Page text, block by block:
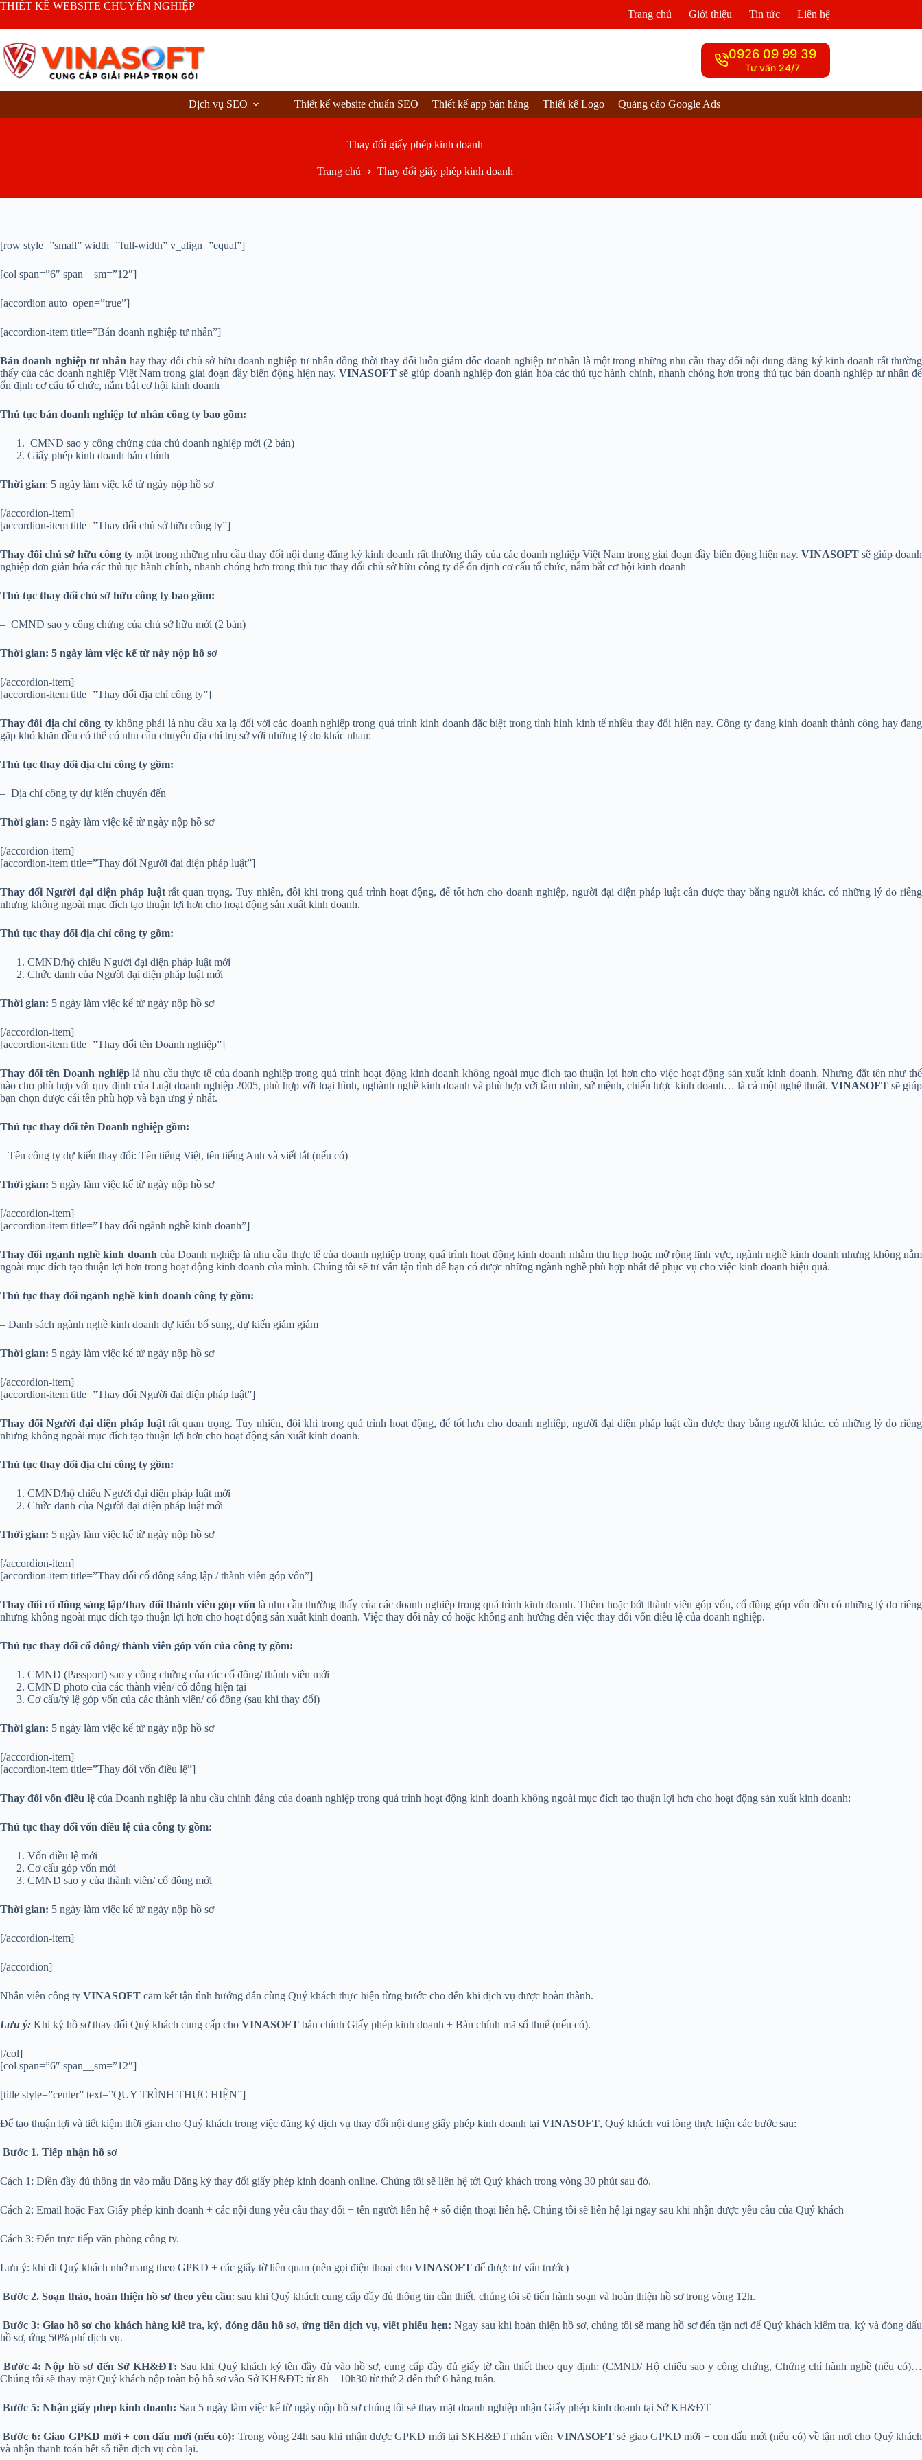
Chuyển
phần
nội
dung
THIẾT KẾ WEBSITE CHUYÊN NGHIỆP
Trang chủ Giới thiệu Tin tức Liên hệ
0926 09 99 39
Tư vấn 24/7
Dịch vụ SEO Thiết kế website chuẩn SEO Thiết kế app bán hàng Thiết kế Logo Quảng cáo Google Ads
Thay đổi giấy phép kinh doanh
Trang chủ Thay đổi giấy phép kinh doanh
[row style=”small” width=”full-width” v_align=”equal”]
[col span=”6″ span__sm=”12″]
[accordion auto_open=”true”]
[accordion-item title=”Bán doanh nghiệp tư nhân”]
Bán doanh nghiệp tư nhân hay thay đổi chủ sở hữu doanh nghiệp tư nhân đồng thời thay đổi luôn giám đốc doanh nghiệp tư nhân là một trong những nhu cầu thay đổi nội dung đăng ký kinh doanh rất thường
thấy của các doanh nghiệp Việt Nam trong giai đoạn đầy biến động hiện nay.VINASOFT sẽ giúp doanh nghiệp đơn giản hóa các thủ tục hành chính, nhanh chóng hơn trong thủ tục bán doanh nghiệp tư nhân để
ổn định cơ cấu tổ chức, nắm bắt cơ hội kinh doanh
Thủ tục bán doanh nghiệp tư nhân công ty bao gồm:
CMND sao y công chứng của chủ doanh nghiệp mới (2 bản)
Giấy phép kinh doanh bản chính
Thời gian: 5 ngày làm việc kể từ ngày nộp hồ sơ
[/accordion-item]
[accordion-item title=”Thay đổi chủ sở hữu công ty”]
Thay đổi chủ sở hữu công ty một trong những nhu cầu thay đổi nội dung đăng ký kinh doanh rất thường thấy của các doanh nghiệp Việt Nam trong giai đoạn đầy biến động hiện nay. VINASOFTsẽ giúp doanh
nghiệp đơn giản hóa các thủ tục hành chính, nhanh chóng hơn trong thủ tục thay đổi chủ sở hữu công ty để ổn định cơ cấu tổ chức, nắm bắt cơ hội kinh doanh
Thủ tục thay đổi chủ sở hữu công ty bao gồm:
– CMND sao y công chứng của chủ sở hữu mới (2 bản)
Thời gian: 5 ngày làm việc kể từ này nộp hồ sơ
[/accordion-item]
[accordion-item title=”Thay đổi địa chỉ công ty”]
Thay đổi địa chỉ công tykhông phải là nhu cầu xa lạ đối với các doanh nghiệp trong quá trình kinh doanh đặc biệt trong tình hình kinh tế nhiều thay đổi hiện nay. Công ty đang kinh doanh thành công hay đang
gặp khó khăn đều có thể có nhu cầu chuyển địa chỉ trụ sở với những lý do khác nhau:
Thủ tục thay đổi địa chỉ công ty gồm:
– Địa chỉ công ty dự kiến chuyển đến
Thời gian: 5 ngày làm việc kể từ ngày nộp hồ sơ
[/accordion-item]
[accordion-item title=”Thay đổi Người đại diện pháp luật”]
Thay đổi Người đại diện pháp luậtrất quan trọng. Tuy nhiên, đôi khi trong quá trình hoạt động, để tốt hơn cho doanh nghiệp, người đại diện pháp luật cần được thay bằng người khác. có những lý do riêng
nhưng không ngoài mục đích tạo thuận lợi hơn cho hoạt động sản xuất kinh doanh.
Thủ tục thay đổi địa chỉ công ty gồm:
CMND/hộ chiếu Người đại diện pháp luật mới
Chức danh của Người đại diện pháp luật mới
Thời gian: 5 ngày làm việc kể từ ngày nộp hồ sơ
[/accordion-item]
[accordion-item title=”Thay đổi tên Doanh nghiệp”]
Thay đổi tên Doanh nghiệplà nhu cầu thực tế của doanh nghiệp trong quá trình hoạt động kinh doanh không ngoài mục đích tạo thuận lợi hơn cho việc hoạt động sản xuất kinh doanh. Nhưng đặt tên như thế
nào cho phù hợp với quy định của Luật doanh nghiệp 2005, phù hợp với loại hình, nghành nghề kinh doanh và phù hợp với tầm nhìn, sứ mệnh, chiến lược kinh doanh… là cả một nghệ thuật. VINASOFT sẽ giúp
bạn chọn được cái tên phù hợp và bạn ưng ý nhất.
Thủ tục thay đổi tên Doanh nghiệp gồm:
– Tên công ty dự kiến thay đổi: Tên tiếng Việt, tên tiếng Anh và viết tắt (nếu có)
Thời gian: 5 ngày làm việc kể từ ngày nộp hồ sơ
[/accordion-item]
[accordion-item title=”Thay đổi ngành nghề kinh doanh”]
Thay đổi ngành nghề kinh doanh của Doanh nghiệp là nhu cầu thực tế của doanh nghiệp trong quá trình hoạt động kinh doanh nhằm thu hẹp hoặc mở rộng lĩnh vực, ngành nghề kinh doanh nhưng không nằm
ngoài mục đích tạo thuận lợi hơn trong hoạt động kinh doanh của mình. Chúng tôi sẽ tư vấn tận tình để bạn có được những ngành nghề phù hợp nhất để phục vụ cho việc kinh doanh hiệu quả.
Thủ tục thay đổi ngành nghề kinh doanh công ty gồm:
– Danh sách ngành nghề kinh doanh dự kiến bổ sung, dự kiến giảm giảm
Thời gian: 5 ngày làm việc kể từ ngày nộp hồ sơ
[/accordion-item]
[accordion-item title=”Thay đổi Người đại diện pháp luật”]
Thay đổi Người đại diện pháp luậtrất quan trọng. Tuy nhiên, đôi khi trong quá trình hoạt động, để tốt hơn cho doanh nghiệp, người đại diện pháp luật cần được thay bằng người khác. có những lý do riêng
nhưng không ngoài mục đích tạo thuận lợi hơn cho hoạt động sản xuất kinh doanh.
Thủ tục thay đổi địa chỉ công ty gồm:
CMND/hộ chiếu Người đại diện pháp luật mới
Chức danh của Người đại diện pháp luật mới
Thời gian: 5 ngày làm việc kể từ ngày nộp hồ sơ
[/accordion-item]
[accordion-item title=”Thay đổi cổ đông sáng lập / thành viên góp vốn”]
Thay đổi cổ đông sáng lập/thay đổi thành viên góp vốn là nhu cầu thường thấy của các doanh nghiệp trong quá trình kinh doanh. Thêm hoặc bớt thành viên góp vốn, cổ đông góp vốn đều có những lý do riêng
nhưng không ngoài mục đích tạo thuận lợi hơn cho hoạt động sản xuất kinh doanh. Việc thay đổi này có hoặc không anh hưởng đến việc thay đổi vốn điều lệ của doanh nghiệp.
Thủ tục thay đổi cổ đông/ thành viên góp vốn của công ty gồm:
CMND (Passport) sao y công chứng của các cổ đông/ thành viên mới
CMND photo của các thành viên/ cổ đông hiện tại
Cơ cấu/tỷ lệ góp vốn của các thành viên/ cổ đông (sau khi thay đổi)
Thời gian: 5 ngày làm việc kể từ ngày nộp hồ sơ
[/accordion-item]
[accordion-item title=”Thay đổi vốn điều lệ”]
Thay đổi vốn điều lệ của Doanh nghiệp là nhu cầu chính đáng của doanh nghiệp trong quá trình hoạt động kinh doanh không ngoài mục đích tạo thuận lợi hơn cho hoạt động sản xuất kinh doanh:
Thủ tục thay đổi vốn điều lệ của công ty gồm:
Vốn điều lệ mới
Cơ cấu góp vốn mới
CMND sao y của thành viên/ cổ đông mới
Thời gian: 5 ngày làm việc kể từ ngày nộp hồ sơ
[/accordion-item]
[/accordion]
Nhân viên công ty VINASOFT cam kết tận tình hướng dẫn cùng Quý khách thực hiện từng bước cho đến khi dịch vụ được hoàn thành.
Lưu ý: Khi ký hồ sơ thay đổi Quý khách cung cấp cho VINASOFT bản chính Giấy phép kinh doanh + Bản chính mã số thuế (nếu có).
[/col]
[col span=”6″ span__sm=”12″]
[title style=”center” text=”QUY TRÌNH THỰC HIỆN”]
Để tạo thuận lợi và tiết kiệm thời gian cho Quý khách trong việc đăng ký dịch vụ thay đổi nội dung giấy phép kinh doanh tại VINASOFT, Quý khách vui lòng thực hiện các bước sau:
Bước 1. Tiếp nhận hồ sơ
Cách 1: Điền đầy đủ thông tin vào mẫu Đăng ký thay đổi giấy phép kinh doanh online. Chúng tôi sẽ liên hệ tới Quý khách trong vòng 30 phút sau đó.
Cách 2: Email hoặc Fax Giấy phép kinh doanh + các nội dung yêu cầu thay đổi + tên người liên hệ + số điện thoại liên hệ. Chúng tôi sẽ liên hệ lại ngay sau khi nhận được yêu cầu của Quý khách
Cách 3: Đến trực tiếp văn phòng công ty.
Lưu ý: khi đi Quý khách nhớ mang theo GPKD + các giấy tờ liên quan (nên gọi điện thoại cho VINASOFT để được tư vấn trước)
Bước 2. Soạn thảo, hoàn thiện hồ sơ theo yêu cầu: sau khi Quý khách cung cấp đầy đủ thông tin cần thiết, chúng tôi sẽ tiến hành soạn và hoàn thiện hồ sơ trong vòng 12h.
Bước 3: Giao hồ sơ cho khách hàng kiể tra, ký, đóng dấu hồ sơ, ứng tiền dịch vụ, viết phiếu hẹn: Ngay sau khi hoàn thiện hồ sơ, chúng tôi sẽ mang hồ sơ đến tận nơi để Quý khách kiểm tra, ký và đóng dấu
hồ sơ, ứng 50% phí dịch vụ.
Bước 4: Nộp hồ sơ đến Sở KH&ĐT: Sau khi Quý khách ký tên đầy đủ vào hồ sơ, cung cấp đầy đủ giấy tờ cần thiết theo quy định: (CMND/ Hộ chiếu sao y công chứng, Chứng chỉ hành nghề (nếu có)…
Chúng tôi sẽ thay mặt Quý khách nộp toàn bộ hồ sơ vào Sở KH&ĐT: từ 8h – 10h30 từ thứ 2 đến thứ 6 hàng tuần.
Bước 5: Nhận giấy phép kinh doanh: Sau 5 ngày làm việc kể từ ngày nộp hồ sơ chúng tôi sẽ thay mặt doanh nghiệp nhận Giấy phép kinh doanh tại Sở KH&ĐT
Bước 6: Giao GPKD mới + con dấu mới (nếu có): Trong vòng 24h sau khi nhận được GPKD mới tại SKH&ĐT nhân viên VINASOFTsẽ giao GPKD mới + con dấu mới (nếu có) về tận nơi cho Quý khách
và nhận thanh toán hết số tiền dịch vụ còn lại.